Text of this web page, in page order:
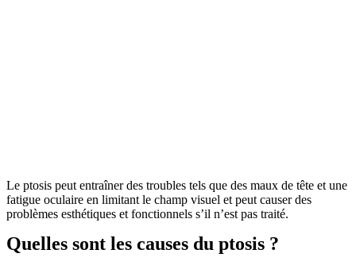
Le ptosis peut entraîner des troubles tels que des maux de tête et une
fatigue oculaire en limitant le champ visuel et peut causer des
problèmes esthétiques et fonctionnels s’il n’est pas traité.
Quelles sont les causes du ptosis ?